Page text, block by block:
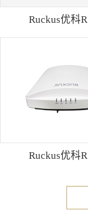
Ruckus优科
Ruckus优科